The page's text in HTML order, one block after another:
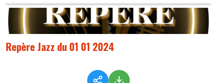
Repère Jazz du 01 01 2024